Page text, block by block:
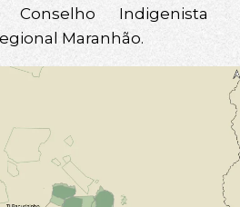
Indigenista
Maranhão.